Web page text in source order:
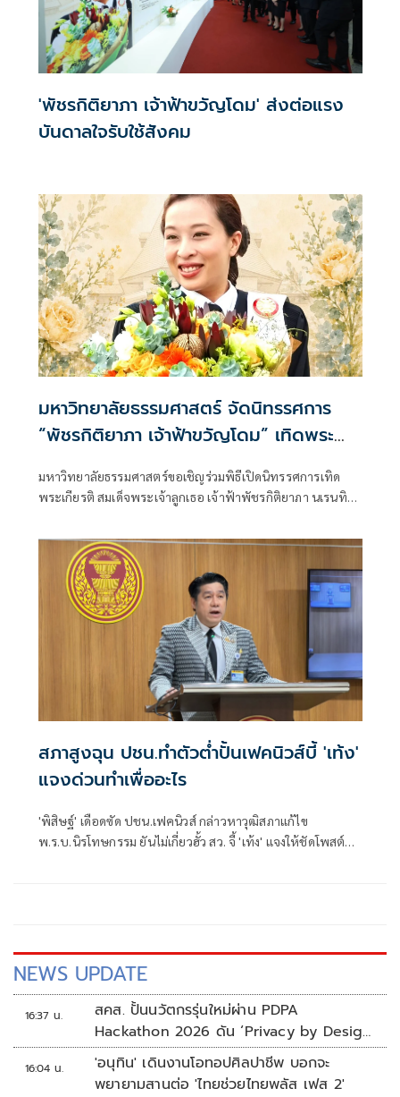
'พัชรกิติยาภา เจ้าฟ้าขวัญโดม' ส่งต่อแรง
บันดาลใจรับใช้สังคม
มหาวิทยาลัยธรรมศาสตร์ จัดนิทรรศการ
“พัชรกิติยาภา เจ้าฟ้าขวัญโดม” เทิดพระ
มหาวิทยาลัยธรรมศาสตร์ขอเชิญร่วมพิธีเปิดนิทรรศการเทิด
พระเกียรติ สมเด็จพระเจ้าลูกเธอ เจ้าฟ้าพัชรกิติยาภา นเรนทิรา
ยาภา เจ้าฟ้าขวัญโดม The Eternal Inspiration” ในวันจันทร์ที่
20 กรกฏาคม พ.ศ. 2569 ตั้งแต่เวลา 8.30 น. เป็นต้นไป โดยมี
ศาสตราจารย์ ดร.สุรพล นิติไกรพจน์
สภาสูงฉุน ปชน.ทำตัวต่ำปั้นเฟคนิวส์บี้ 'เท้ง'
แจงด่วนทำเพื่ออะไร
'พิสิษฐ์' เดือดซัด ปชน.เฟคนิวส์ กล่าวหาวุฒิสภาแก้ไข
พ.ร.บ.นิรโทษกรรม ยันไม่เกี่ยวฮั้ว สว. จี้ 'เท้ง' แจงให้ชัดโพสต์
NEWS UPDATE
16:37 น.
สคส. ปั้นนวัตกรรุ่นใหม่ผ่าน PDPA
Hackathon 2026 ดัน ‘Privacy by Design
for all’ สู่โซลูชันคุ้มครองข้อมูลส่วนบุคคลที่
ใช้ได้จริง
16:04 น.
'อนุทิน' เดินงานโอทอปศิลปาชีพ บอกจะ
พยายามสานต่อ 'ไทยช่วยไทยพลัส เฟส 2'